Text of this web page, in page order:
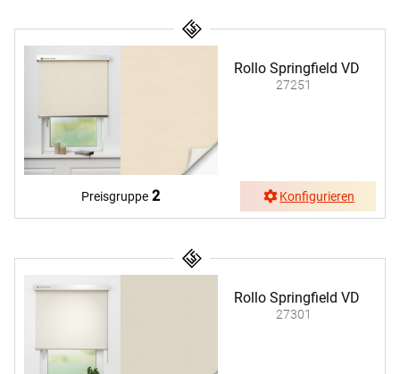
Rollo Springfield VD
27251
Preisgruppe 2 Konfigurieren
Rollo Springfield VD
27301